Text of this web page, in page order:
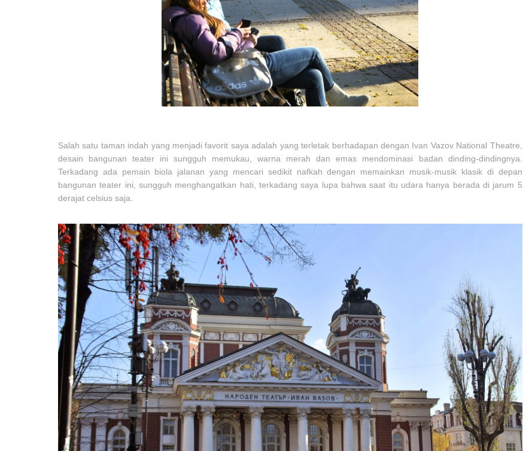
Salah satu taman indah yang menjadi favorit saya adalah yang terletak berhadapan dengan Ivan Vazov National Theatre,
desain bangunan teater ini sungguh memukau, warna merah dan emas mendominasi badan dinding-dindingnya.
Terkadang ada pemain biola jalanan yang mencari sedikit nafkah dengan memainkan musik-musik klasik di depan
bangunan teater ini, sungguh menghangatkan hati, terkadang saya lupa bahwa saat itu udara hanya berada di jarum 5
derajat celsius saja.